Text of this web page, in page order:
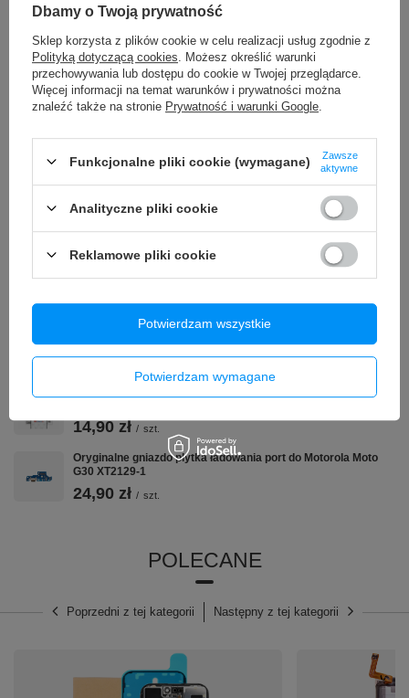
iPhone 12
Naklejki nalepki na klawiaturę laptopa PC QWERTY US polski
układ International 11x13 mm
8,90 zł / szt.
SYNTETYCZNA SKÓRA Czarne
Akumulator bateria ogniwo VariCore VC-C4000 C Ni-MH 1.2V
Akumulator bateria ogniwo VariCore VC-1835 PCB 18650 Li-
24,90 zł / szt.
14,90 zł / szt.
Oryginalne gniazdo płytka ładowania port do Motorola Moto
G30 XT2129-1
24,90 zł / szt.
POLECANE
Poprzedni z tej kategorii Następny z tej kategorii
Dbamy o Twoją prywatność
Sklep korzysta z plików cookie w celu realizacji usług zgodnie z
Polityką dotyczącą cookies . Możesz określić warunki
przechowywania lub dostępu do cookie w Twojej przeglądarce.
Więcej informacji na temat warunków i prywatności można
znaleźć także na stronie Prywatność i warunki Google
Funkcjonalne pliki cookie (wymagane)
Zawsze
aktywne
Analityczne pliki cookie
Reklamowe pliki cookie
Potwierdzam wymagane
Potwierdzam wszystkie